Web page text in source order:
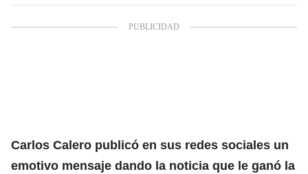
Carlos Calero publicó en sus redes sociales un
emotivo mensaje dando la noticia que le ganó la